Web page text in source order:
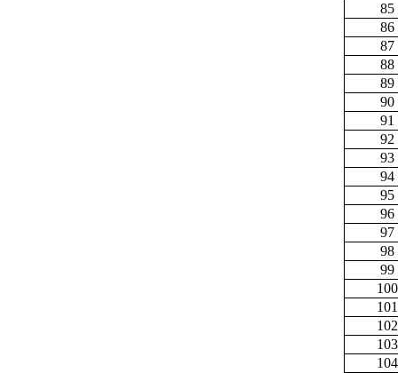
85
86
87
88
89
90
91
92
93
94
95
96
97
98
99
100
101
102
103
104